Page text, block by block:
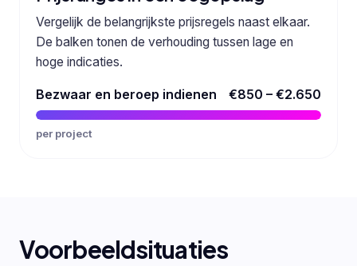
Vergelijk de belangrijkste prijsregels naast elkaar.
De balken tonen de verhouding tussen lage en
hoge indicaties.
Bezwaar en beroep indienen €850 – €2.650
per project
Voorbeeldsituaties